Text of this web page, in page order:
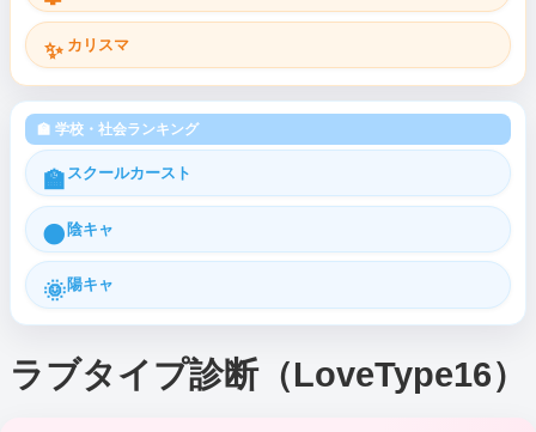
✨ カリスマ
🏫 学校・社会ランキング
🏫 スクールカースト
🌑陰キャ
🌞 陽キャ
ラブタイプ診断（LoveType16）